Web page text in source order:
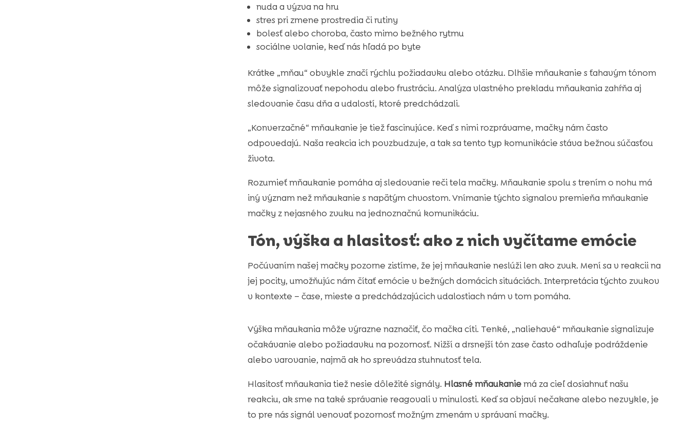
nuda a výzva na hru
stres pri zmene prostredia či rutiny
bolesť alebo choroba, často mimo bežného rytmu
sociálne volanie, keď nás hľadá po byte
Krátke „mňau“ obvykle značí rýchlu požiadavku alebo otázku. Dlhšie mňaukanie s ťahavým tónom
môže signalizovať nepohodu alebo frustráciu. Analýza vlastného prekladu mňaukania zahŕňa aj
sledovanie času dňa a udalostí, ktoré predchádzali.
„Konverzačné“ mňaukanie je tiež fascinujúce. Keď s nimi rozprávame, mačky nám často
odpovedajú. Naša reakcia ich povzbudzuje, a tak sa tento typ komunikácie stáva bežnou súčasťou
života.
Rozumieť mňaukanie pomáha aj sledovanie reči tela mačky. Mňaukanie spolu s trením o nohu má
iný význam než mňaukanie s napätým chvostom. Vnímanie týchto signalov premieňa mňaukanie
mačky z nejasného zvuku na jednoznačnú komunikáciu.
Tón, výška a hlasitosť: ako z nich vyčítame emócie
Počúvaním našej mačky pozorne zistíme, že jej mňaukanie neslúži len ako zvuk. Mení sa v reakcii na
jej pocity, umožňujúc nám čítať emócie v bežných domácich situáciách. Interpretácia týchto zvukov
v kontexte – čase, mieste a predchádzajúcich udalostiach nám v tom pomáha.
Výška mňaukania môže výrazne naznačiť, čo mačka cíti. Tenké, „naliehavé“ mňaukanie signalizuje
očakávanie alebo požiadavku na pozornosť. Nižší a drsnejší tón zase často odhaľuje podráždenie
alebo varovanie, najmä ak ho sprevádza stuhnutosť tela.
Hlasitosť mňaukania tiež nesie dôležité signály. Hlasné mňaukaniemá za cieľ dosiahnuť našu
reakciu, ak sme na také správanie reagovali v minulosti. Keď sa objaví nečakane alebo nezvykle, je
to pre nás signál venovať pozornosť možným zmenám v správaní mačky.